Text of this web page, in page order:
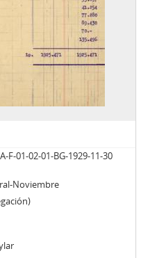
F-01-02-01-BG-1929-11-30
Noviembre